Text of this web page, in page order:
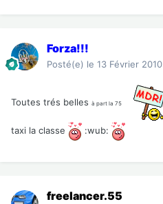
Forza!!!
Posté(e) le 13 Février 2010
Toutes trés belles à part la 75
taxi la classe :wub:
freelancer.55